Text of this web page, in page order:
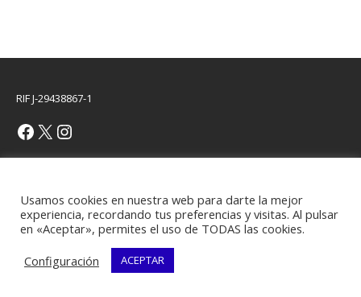
RIF J-29438867-1
Usamos cookies en nuestra web para darte la mejor
experiencia, recordando tus preferencias y visitas. Al pulsar
en «Aceptar», permites el uso de TODAS las cookies.
Configuración
ACEPTAR